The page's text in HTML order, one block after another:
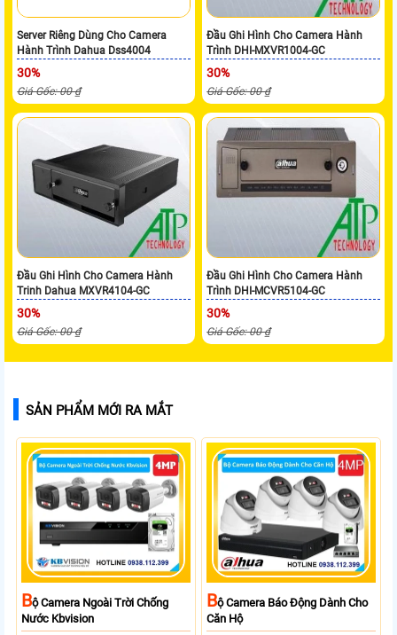
Server Riêng Dùng Cho Camera
Hành Trình Dahua Dss4004
30%
Giá Gốc: 00 ₫
Đầu Ghi Hình Cho Camera Hành
Trình DHI-MXVR1004-GC
30%
Giá Gốc: 00 ₫
Đầu Ghi Hình Cho Camera Hành
Trinh Dahua MXVR4104-GC
30%
Giá Gốc: 00 ₫
Đầu Ghi Hình Cho Camera Hành
Trình DHI-MCVR5104-GC
30%
Giá Gốc: 00 ₫
SẢN PHẨM MỚI RA MẮT
BỘ Camera Ngoài Trời Chống
Nước Kbvision
BỘ Camera Báo Động Dành Cho
Căn Hộ